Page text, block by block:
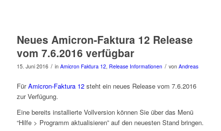
Neues Amicron-Faktura 12 Release
vom 7.6.2016 verfügbar
15. Juni 2016 / in Amicron Faktura 12, Release Informationen / von Andreas
FürAmicron-Faktura 12steht ein neues Release vom 7.6.2016
zur Verfügung.
Eine bereits installierte Vollversion können Sie über das Menü
“Hilfe > Programm aktualisieren” auf den neuesten Stand bringen.